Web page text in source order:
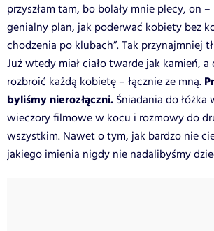
przyszłam tam, bo bolały mnie plecy, on –
genialny plan, jak poderwać kobiety bez
chodzenia po klubach”. Tak przynajmniej
Już wtedy miał ciało twarde jak kamień, a
rozbroić każdą kobietę – łącznie ze mną.
byliśmy nierozłączni. Śniadania do łóżka
wieczory filmowe w kocu i rozmowy do
wszystkim. Nawet o tym, jak bardzo nie
jakiego imienia nigdy nie nadalibyśmy